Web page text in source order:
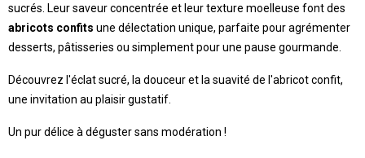
sucrés. Leur saveur concentrée et leur texture moelleuse font des
abricots confits une délectation unique, parfaite pour agrémenter
desserts, pâtisseries ou simplement pour une pause gourmande.
Découvrez l'éclat sucré, la douceur et la suavité de l'abricot confit,
une invitation au plaisir gustatif.
Un pur délice à déguster sans modération !